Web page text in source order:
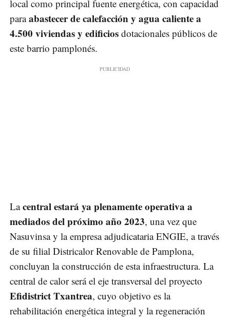
local como principal fuente energética, con capacidad
paraabastecer de calefacción y agua caliente a
4.500 viviendas y edificios dotacionales públicos de
este barrio pamplonés.
Lacentral estará ya plenamente operativa a
mediados del próximo año 2023, una vez que
Nasuvinsa y la empresa adjudicataria ENGIE, a través
de su filial Districalor Renovable de Pamplona,
concluyan la construcción de esta infraestructura. La
central de calor será el eje transversal del proyecto
Efidistrict Txantrea, cuyo objetivo es la
rehabilitación energética integral y la regeneración